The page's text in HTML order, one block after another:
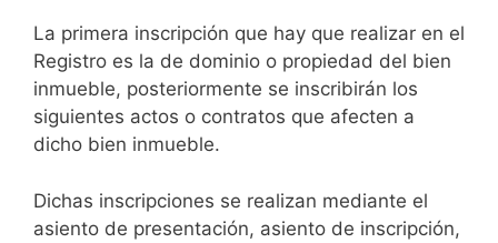
La primera inscripción que hay que realizar en el
Registro es la de dominio o propiedad del bien
inmueble, posteriormente se inscribirán los
siguientes actos o contratos que afecten a
dicho bien inmueble.
Dichas inscripciones se realizan mediante el
asiento de presentación, asiento de inscripción,